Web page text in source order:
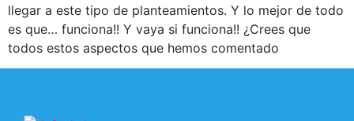
llegar a este tipo de planteamientos. Y lo mejor de todo
es que… funciona!! Y vaya si funciona!! ¿Crees que
todos estos aspectos que hemos comentado